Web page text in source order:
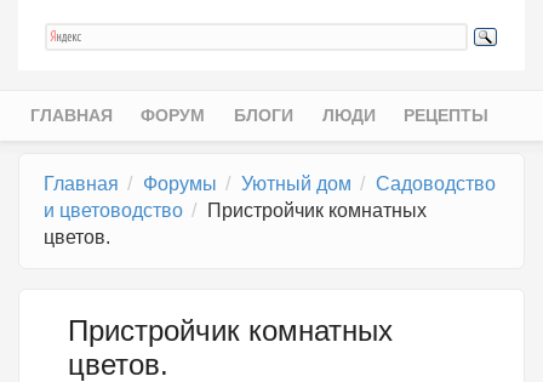
Главное меню
ГЛАВНАЯ ФОРУМ БЛОГИ ЛЮДИ РЕЦЕПТЫ
Главная Форумы Уютный дом
Садоводство
и цветоводство
Пристройчик комнатных
цветов.
Пристройчик комнатных
цветов.